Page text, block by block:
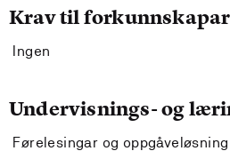
Krav til forkunnskapar
Ingen
Undervisnings- og
Førelesingar og oppgåveløsning